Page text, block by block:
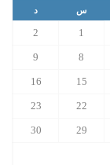
س د
1
2
8
9
15
16
22
23
29
30